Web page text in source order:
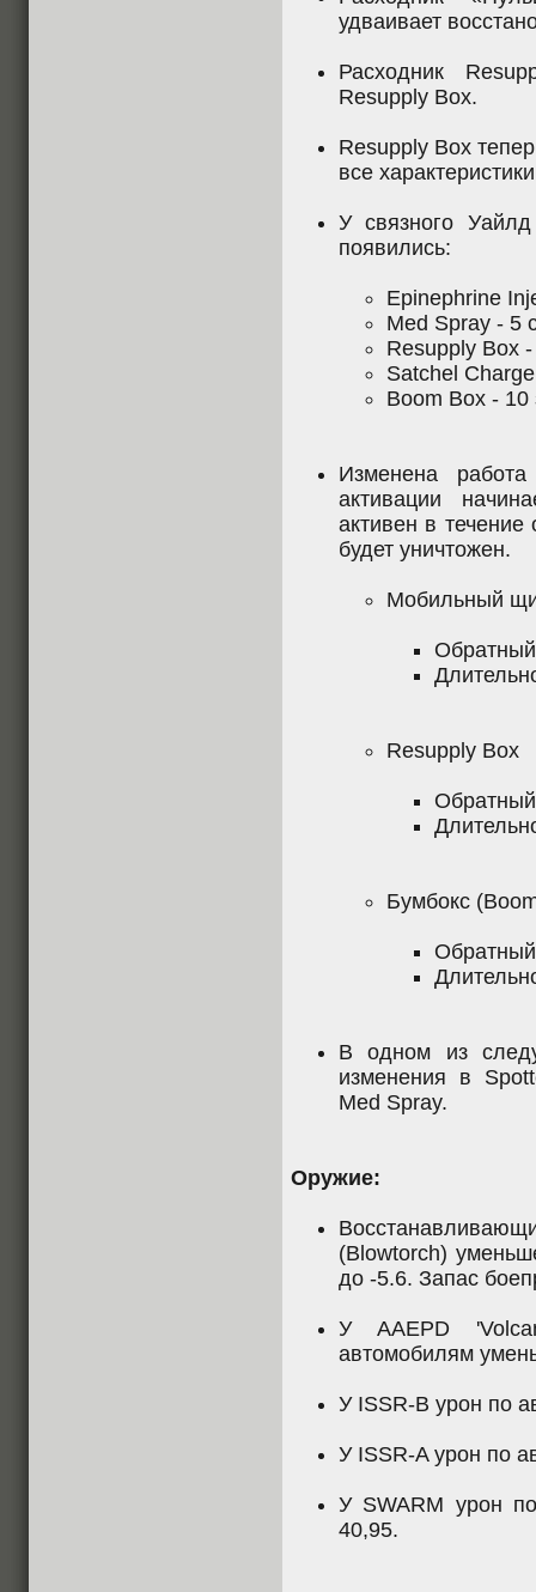
удваивает
Расходник
Resupply Box.
Resupply Box
все
У связного
появились:
Epinephrine
Med Spray - 5
Resupply Box
Satchel
Boom Box - 10
Изменена
активации
активен в
будет уничтожен.
Мобильный
Обратный
Resupply Box
Обратный
Бумбокс
Обратный
В одном из
изменения в
Med Spray.
Оружие:
(Blowtorch)
до -5.6. Запас
У AAEPD
автомобилям
У ISSR-B урон по
У ISSR-A урон по
У SWARM урон
40,95.